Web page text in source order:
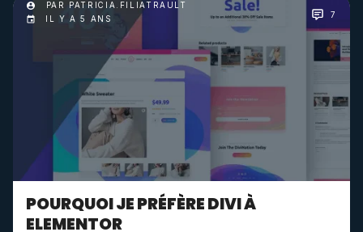
POURQUOI JE PRÉFÈRE DIVI À
ELEMENTOR
PAR PATRICIA.FILIATRAULT
IL Y A 5 ANS
7